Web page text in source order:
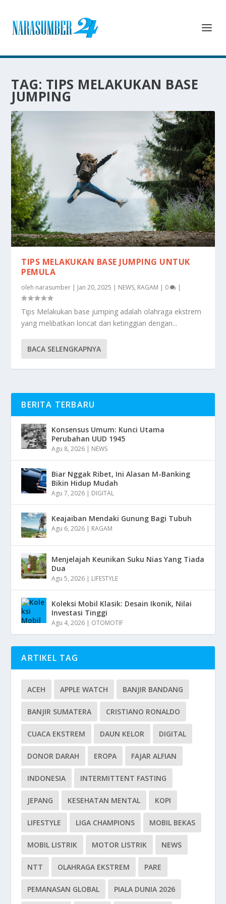
TAG: TIPS MELAKUKAN BASE
JUMPING
TIPS MELAKUKAN BASE JUMPING UNTUK
PEMULA
oleh narasumber | Jan 20, 2025 | NEWS, RAGAM | 0 |
Tips Melakukan base jumping adalah olahraga ekstrem
yang melibatkan loncat dari ketinggian dengan...
BACA SELENGKAPNYA
BERITA TERBARU
Konsensus Umum: Kunci Utama
Perubahan UUD 1945
Agu 8, 2026 | NEWS
Biar Nggak Ribet, Ini Alasan M-Banking
Bikin Hidup Mudah
Agu 7, 2026 | DIGITAL
Keajaiban Mendaki Gunung Bagi Tubuh
Agu 6, 2026 | RAGAM
Menjelajah Keunikan Suku Nias Yang Tiada
Dua
Agu 5, 2026 | LIFESTYLE
Koleksi Mobil Klasik: Desain Ikonik, Nilai
Investasi Tinggi
Agu 4, 2026 | OTOMOTIF
ARTIKEL TAG
ACEH APPLE WATCH BANJIR BANDANG
BANJIR SUMATERA CRISTIANO RONALDO
CUACA EKSTREM DAUN KELOR DIGITAL
DONOR DARAH EROPA FAJAR ALFIAN
INDONESIA INTERMITTENT FASTING
JEPANG KESEHATAN MENTAL KOPI
LIFESTYLE LIGA CHAMPIONS MOBIL BEKAS
MOBIL LISTRIK MOTOR LISTRIK NEWS
NTT OLAHRAGA EKSTREM PARE
PEMANASAN GLOBAL PIALA DUNIA 2026